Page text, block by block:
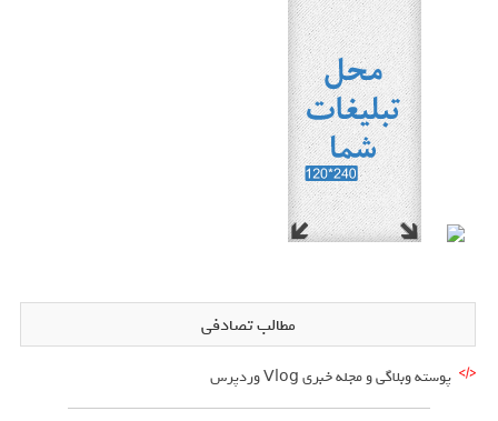
مطالب تصادفی
پوسته وبلاگی و مجله خبری Vlog وردپرس